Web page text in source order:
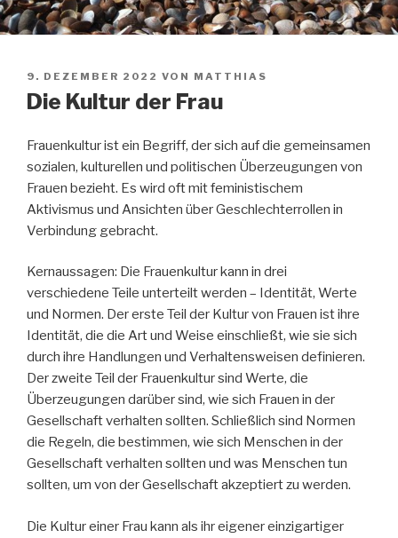
VERÖFFENTLICHT
AM
9. DEZEMBER 2022 VON MATTHIAS
Die Kultur der Frau
Frauenkultur ist ein Begriff, der sich auf die gemeinsamen
sozialen, kulturellen und politischen Überzeugungen von
Frauen bezieht. Es wird oft mit feministischem
Aktivismus und Ansichten über Geschlechterrollen in
Verbindung gebracht.
Kernaussagen: Die Frauenkultur kann in drei
verschiedene Teile unterteilt werden – Identität, Werte
und Normen. Der erste Teil der Kultur von Frauen ist ihre
Identität, die die Art und Weise einschließt, wie sie sich
durch ihre Handlungen und Verhaltensweisen definieren.
Der zweite Teil der Frauenkultur sind Werte, die
Überzeugungen darüber sind, wie sich Frauen in der
Gesellschaft verhalten sollten. Schließlich sind Normen
die Regeln, die bestimmen, wie sich Menschen in der
Gesellschaft verhalten sollten und was Menschen tun
sollten, um von der Gesellschaft akzeptiert zu werden.
Die Kultur einer Frau kann als ihr eigener einzigartiger